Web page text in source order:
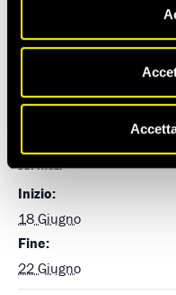
, 18 giugno,
DETTAGLI
Inizio:
18 Giugno
Fine:
22 Giugno